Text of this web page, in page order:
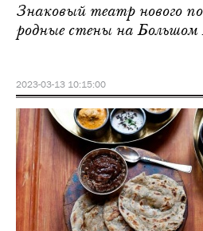
Знаковый театр нового
родные стены на Большом
2023-03-13 10:15:00